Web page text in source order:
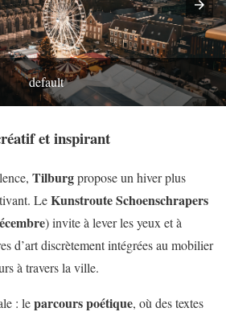
default
et inspirant
Tilburgpropose un hiver plus
LeKunstroute Schoenschrapers
) invite à lever les yeux et à
d’art discrètement intégrées au mobilier
à travers la ville.
: leparcours poétique, où des textes